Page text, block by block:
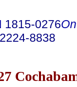
1815-0276
2224-8838